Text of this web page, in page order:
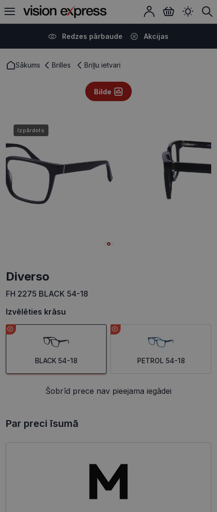
Redzes pārbaude Akcijas
Sākums Brilles Briļļu ietvari
Bilde
Izpārdots
Diverso
FH 2275 BLACK 54-18
Izvēlēties krāsu
BLACK 54-18 PETROL 54-18
Šobrīd prece nav pieejama iegādei
Par preci īsumā